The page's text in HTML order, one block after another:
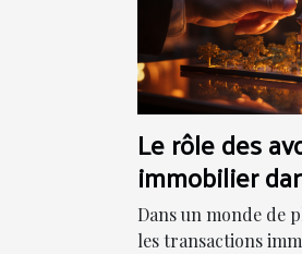
Le rôle des
immobilier
Dans un monde de
les transactions